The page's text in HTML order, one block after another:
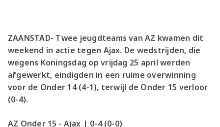
ZAANSTAD- Twee jeugdteams van AZ kwamen dit
weekend in actie tegen Ajax. De wedstrijden, die
wegens Koningsdag op vrijdag 25 april werden
afgewerkt, eindigden in een ruime overwinning
voor de Onder 14 (4-1), terwijl de Onder 15 verloor
(0-4).
AZ Onder 15 - Ajax | 0-4 (0-0)